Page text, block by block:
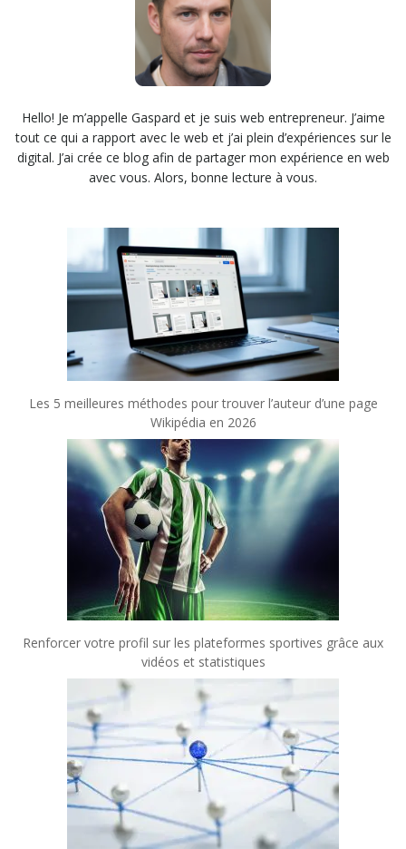
Hello! Je m’appelle Gaspard et je suis web entrepreneur. J’aime
tout ce qui a rapport avec le web et j’ai plein d’expériences sur le
digital. J’ai crée ce blog afin de partager mon expérience en web
avec vous. Alors, bonne lecture à vous.
Les 5 meilleures méthodes pour trouver l’auteur d’une page
Wikipédia en 2026
Renforcer votre profil sur les plateformes sportives grâce aux
vidéos et statistiques